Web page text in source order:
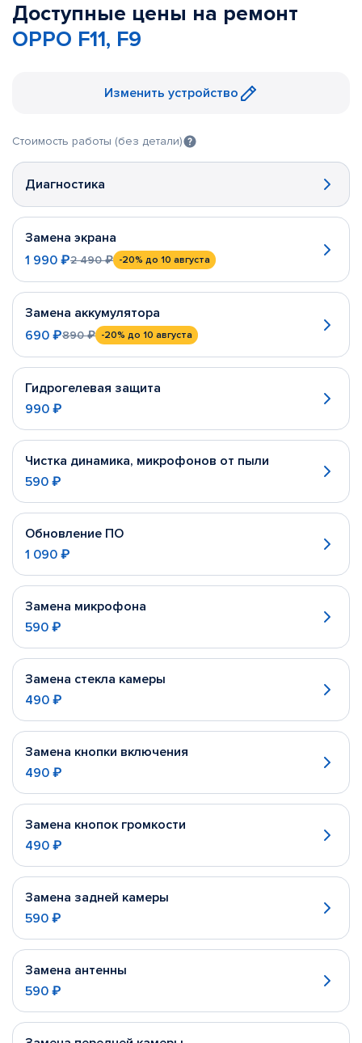
Доступные цены на ремонт
OPPO F11, F9
Изменить устройство
Стоимость работы (без детали)
Диагностика
Замена экрана
1 990 ₽2 490 ₽ -20% до 10 августа
Замена аккумулятора
690 ₽890 ₽ -20% до 10 августа
Гидрогелевая защита
990 ₽
Чистка динамика, микрофонов от пыли
590 ₽
Обновление ПО
1 090 ₽
Замена микрофона
590 ₽
Замена стекла камеры
490 ₽
Замена кнопки включения
490 ₽
Замена кнопок громкости
490 ₽
Замена задней камеры
590 ₽
Замена антенны
590 ₽